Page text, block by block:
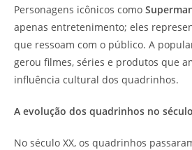
Personagens icônicos como
apenas entretenimento; eles
que ressoam com o público. A
gerou filmes, séries e produtos que
influência cultural dos quadrinhos.
A evolução dos quadrinhos no
No século XX, os quadrinhos